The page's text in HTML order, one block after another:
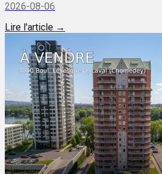
2026-08-06
Lire l'article →